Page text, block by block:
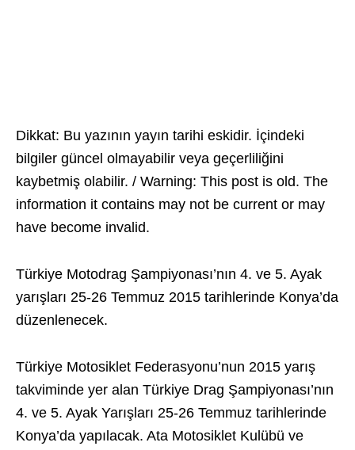
Dikkat: Bu yazının yayın tarihi eskidir. İçindeki
bilgiler güncel olmayabilir veya geçerliliğini
kaybetmiş olabilir. / Warning: This post is old. The
information it contains may not be current or may
have become invalid.
Türkiye Motodrag Şampiyonası’nın 4. ve 5. Ayak
yarışları 25-26 Temmuz 2015 tarihlerinde Konya’da
düzenlenecek.
Türkiye Motosiklet Federasyonu’nun 2015 yarış
takviminde yer alan Türkiye Drag Şampiyonası’nın
4. ve 5. Ayak Yarışları 25-26 Temmuz tarihlerinde
Konya’da yapılacak. Ata Motosiklet Kulübü ve